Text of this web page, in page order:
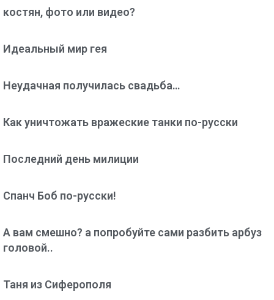
костян, фото или видео?
Идеальный мир гея
Неудачная получилась свадьба…
Как уничтожать вражеские танки по-русски
Последний день милиции
Спанч Боб по-русски!
А вам смешно? а попробуйте сами разбить арбуз
головой..
Таня из Сиферополя